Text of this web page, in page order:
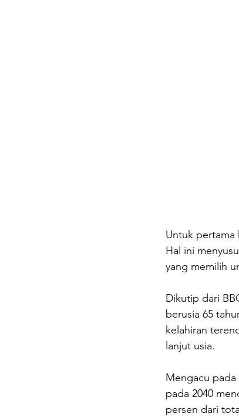
Untuk pertama
Hal ini
yang memilih
Dikutip dari
berusia 65
kelahiran
lanjut usia.
Mengacu
pada 2040
persen dari